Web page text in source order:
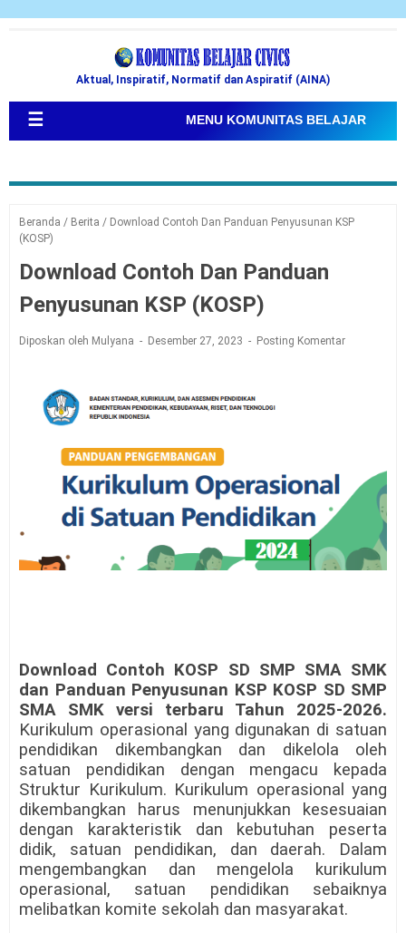
Aktual, Inspiratif, Normatif dan Aspiratif (AINA)
☰ MENU KOMUNITAS BELAJAR
Beranda / Berita / Download Contoh Dan Panduan Penyusunan KSP
(KOSP)
Download Contoh Dan Panduan
Penyusunan KSP (KOSP)
Diposkan oleh Mulyana Desember 27, 2023 Posting Komentar
Download Contoh KOSP SD SMP SMA SMK
dan Panduan Penyusunan KSP KOSP SD SMP
SMA SMK versi terbaru Tahun 2025-2026.
Kurikulum operasional yang digunakan di satuan
pendidikan dikembangkan dan dikelola oleh
satuan pendidikan dengan mengacu kepada
Struktur Kurikulum. Kurikulum operasional yang
dikembangkan harus menunjukkan kesesuaian
dengan karakteristik dan kebutuhan peserta
didik, satuan pendidikan, dan daerah. Dalam
mengembangkan dan mengelola kurikulum
operasional, satuan pendidikan sebaiknya
melibatkan komite sekolah dan masyarakat.